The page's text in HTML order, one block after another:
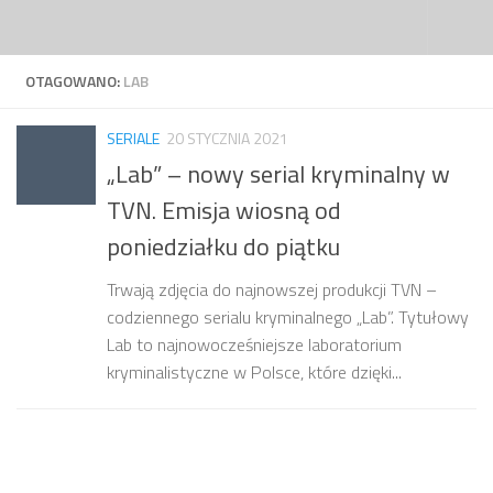
OTAGOWANO:LAB
SERIALE 20 STYCZNIA 2021
„Lab” – nowy serial kryminalny w
TVN. Emisja wiosną od
poniedziałku do piątku
Trwają zdjęcia do najnowszej produkcji TVN –
codziennego serialu kryminalnego „Lab”. Tytułowy
Lab to najnowocześniejsze laboratorium
kryminalistyczne w Polsce, które dzięki...